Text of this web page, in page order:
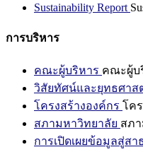
Sustainability Report
การบริหาร
คณะผู้บริหาร คณะผู้บ
วิสัยทัศน์และยุทธศาส
โครงสร้างองค์กร โค
สภามหาวิทยาลัย สภ
การเปิดเผยข้อมูลสู่สา